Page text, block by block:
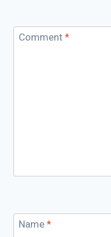
Comment *
Name *